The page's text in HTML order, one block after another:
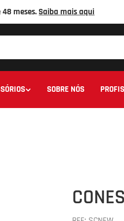
48 meses.Saiba mais aqui
SOBRE NÓS
CONES